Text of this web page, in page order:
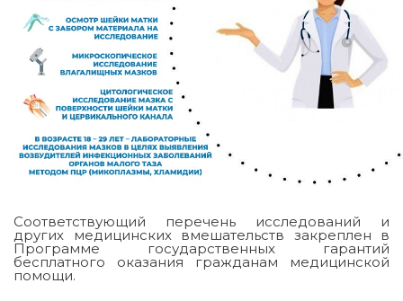
Соответствующий перечень исследований и
других медицинских вмешательств закреплен в
Программе государственных гарантий
бесплатного оказания гражданам медицинской
помощи.